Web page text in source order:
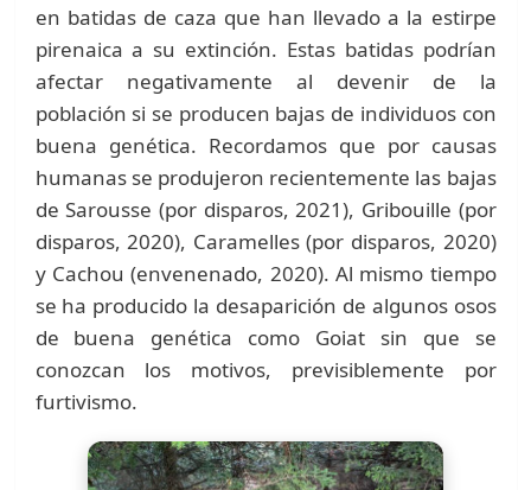
en batidas de caza que han llevado a la estirpe
pirenaica a su extinción. Estas batidas podrían
afectar negativamente al devenir de la
población si se producen bajas de individuos con
buena genética. Recordamos que por causas
humanas se produjeron recientemente las bajas
de Sarousse (por disparos, 2021), Gribouille (por
disparos, 2020), Caramelles (por disparos, 2020)
y Cachou (envenenado, 2020). Al mismo tiempo
se ha producido la desaparición de algunos osos
de buena genética como Goiat sin que se
conozcan los motivos, previsiblemente por
furtivismo.